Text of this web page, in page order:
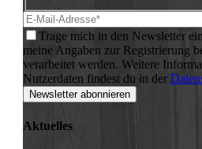
Hidden
fields
Trage mich in den Newsletter
meine Angaben zur Registrierung
verarbeitet werden. Weitere
Nutzerdaten findest du in der
Aktuelles